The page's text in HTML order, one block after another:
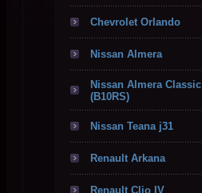
Chevrolet Orlando
Nissan Almera
Nissan Almera Classic
(B10RS)
Nissan Teana j31
Renault Arkana
Renault Clio IV